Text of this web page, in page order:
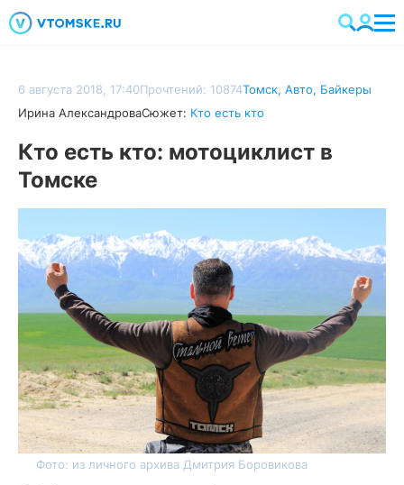
6 августа 2018, 17:40Прочтений: 10874Томск, Авто, Байкеры
Ирина АлександроваСюжет: Кто есть кто
Кто есть кто: мотоциклист в
Томске
Фото: из личного архива Дмитрия Боровикова